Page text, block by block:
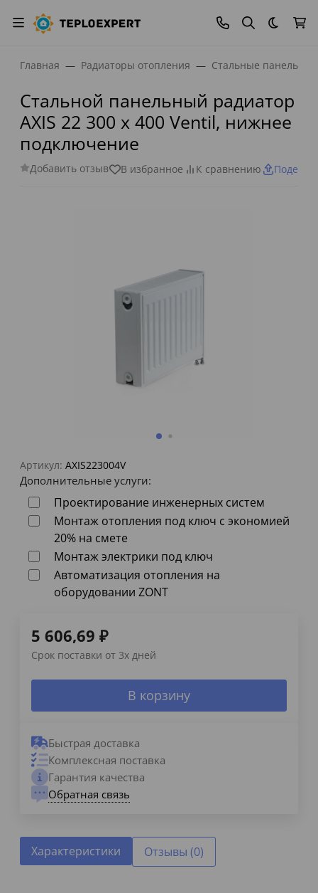
Темная
Главная Радиаторы отопления Стальные
Стальной панельный радиатор
AXIS 22 300 x 400 Ventil, нижнее
подключение
Добавить отзыв В избранное К сравнению
Артикул: AXIS223004V
Дополнительные услуги:
Проектирование инженерных систем
Монтаж отопления под ключ с экономией
20% на смете
Монтаж электрики под ключ
Автоматизация отопления на
оборудовании ZONT
5 606,69 ₽
Срок поставки от 3х дней
В корзину
Быстрая доставка
Комплексная поставка
Гарантия качества
Обратная связь
Характеристики Отзывы (0)